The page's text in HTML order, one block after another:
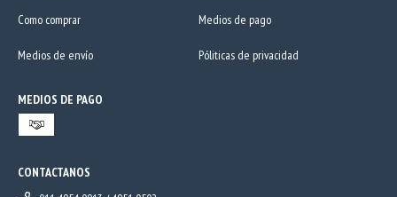
Como comprar Medios de pago
Medios de envío Póliticas de privacidad
MEDIOS DE PAGO
CONTACTANOS